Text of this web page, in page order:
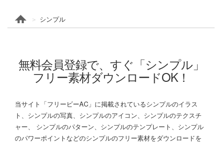
シンプル
無料会員登録で、すぐ「シンプル」
フリー素材ダウンロードOK！
当サイト「フリービーAC」に掲載されているシンプルのイラス
ト、シンプルの写真、シンプルのアイコン、シンプルのテクスチ
ャー、 シンプルのパターン、シンプルのテンプレート、シンプル
のパワーポイントなどのシンプルのフリー素材をダウンロードを